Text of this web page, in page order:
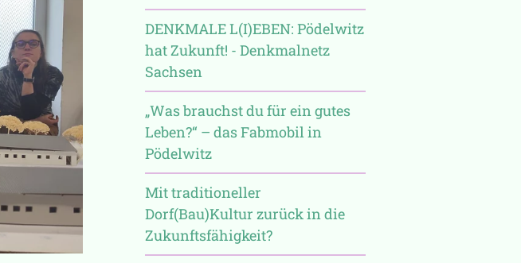
DENKMALE L(I)EBEN: Pödelwitz
hat Zukunft! - Denkmalnetz
Sachsen
„Was brauchst du für ein gutes
Leben?“ – das Fabmobil in
Pödelwitz
Mit traditioneller
Dorf(Bau)Kultur zurück in die
Zukunftsfähigkeit?